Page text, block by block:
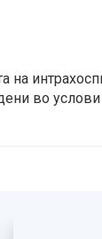
на
во